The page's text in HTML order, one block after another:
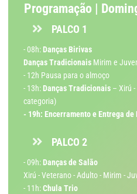
Programação |
PALCO 1
- 08h: Danças Birivas
Danças Tradicionais Mirim e
- 12h Pausa para o almoço
- 13h: Danças Tradicionais – Xirú
categoria)
- 19h: Encerramento e Entrega de
PALCO 2
- 09h: Danças de Salão
Xirú - Veterano - Adulto - Mirim -
- 11h:Chula Trio